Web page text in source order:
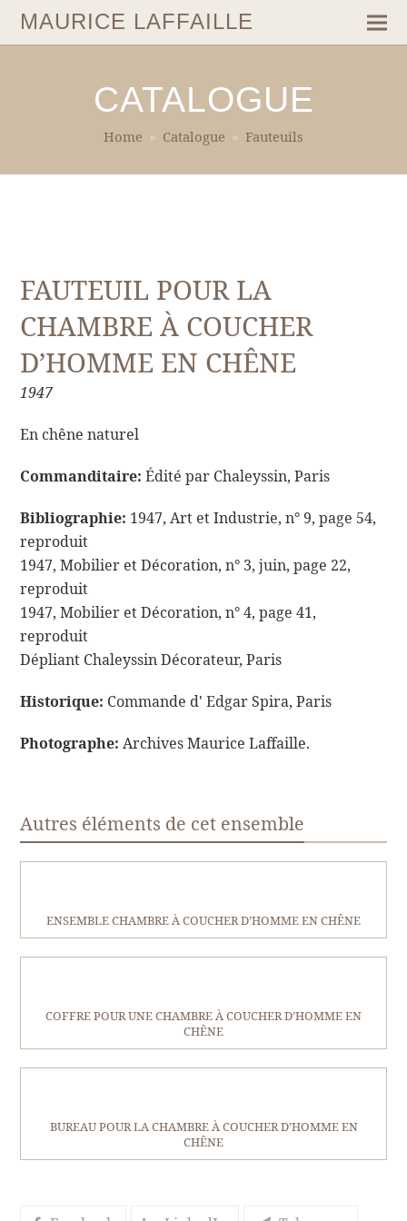
MAURICE LAFFAILLE
CATALOGUE
Home » Catalogue » Fauteuils
FAUTEUIL POUR LA
CHAMBRE À COUCHER
D’HOMME EN CHÊNE
1947
En chêne naturel
Commanditaire: Édité par Chaleyssin, Paris
Bibliographie: 1947, Art et Industrie, n° 9, page 54,
reproduit
1947, Mobilier et Décoration, n° 3, juin, page 22,
reproduit
1947, Mobilier et Décoration, n° 4, page 41,
reproduit
Dépliant Chaleyssin Décorateur, Paris
Historique: Commande d' Edgar Spira, Paris
Photographe: Archives Maurice Laffaille.
Autres éléments de cet ensemble
ENSEMBLE CHAMBRE À COUCHER D’HOMME EN CHÊNE
COFFRE POUR UNE CHAMBRE À COUCHER D’HOMME EN
CHÊNE
BUREAU POUR LA CHAMBRE À COUCHER D’HOMME EN
CHÊNE